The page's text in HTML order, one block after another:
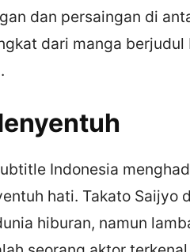
dan persaingan di
dari manga
Indonesia
hati. Takato Saijyo
hiburan, namun